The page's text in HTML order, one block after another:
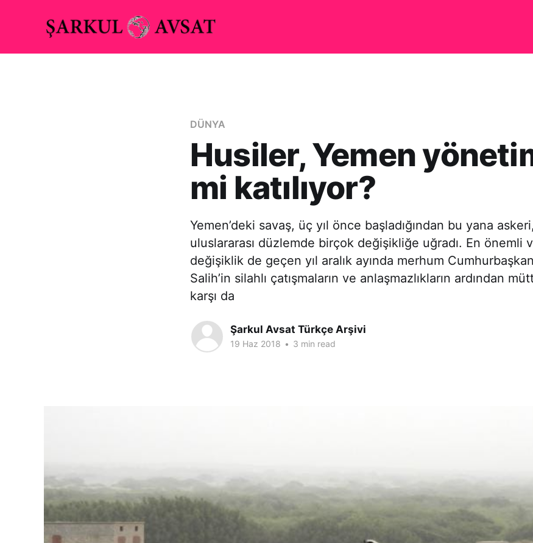
DÜNYA
Husiler, Yemen
mi katılıyor?
Yemen’deki savaş, üç yıl önce başladığından bu yana
uluslararası düzlemde birçok değişikliğe uğradı. En önemli
değişiklik de geçen yıl aralık ayında merhum
Salih’in silahlı çatışmaların ve anlaşmazlıkların ardından
karşı da
Şarkul Avsat Türkçe Arşivi
19 Haz 2018 • 3 min read